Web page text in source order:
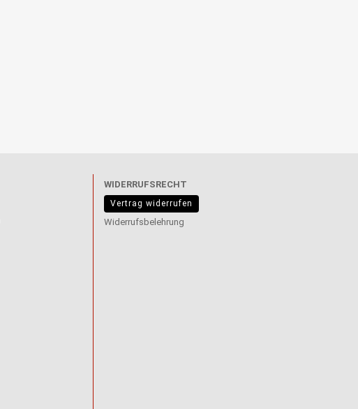
WIDERRUFSRECHT
Vertrag widerrufen
Widerrufsbelehrung